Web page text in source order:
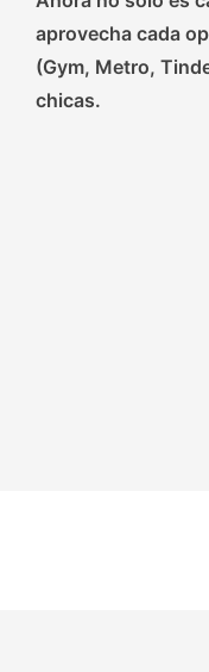
aprovecha cada
(Gym, Metro,
chicas.